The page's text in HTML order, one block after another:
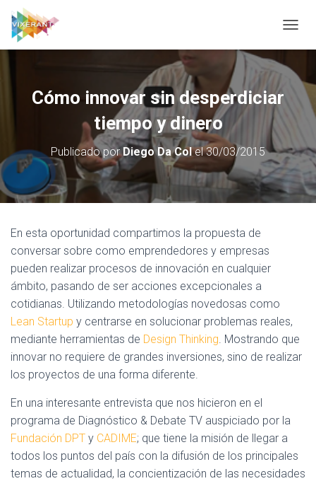
Cómo innovar sin desperdiciar
tiempo y dinero
Publicado porDiego Da Colel30/03/2015
En esta oportunidad compartimos la propuesta de
conversar sobre como emprendedores y empresas
pueden realizar procesos de innovación en cualquier
ámbito, pasando de ser acciones excepcionales a
cotidianas. Utilizando metodologías novedosas como
Lean Startup y centrarse en solucionar problemas reales,
mediante herramientas de Design Thinking. Mostrando que
innovar no requiere de grandes inversiones, sino de realizar
los proyectos de una forma diferente.
En una interesante entrevista que nos hicieron en el
programa de Diagnóstico & Debate TV auspiciado por la
Fundación DPT y CADIME; que tiene la misión de llegar a
todos los puntos del país con la difusión de los principales
temas de actualidad, la concientización de las necesidades